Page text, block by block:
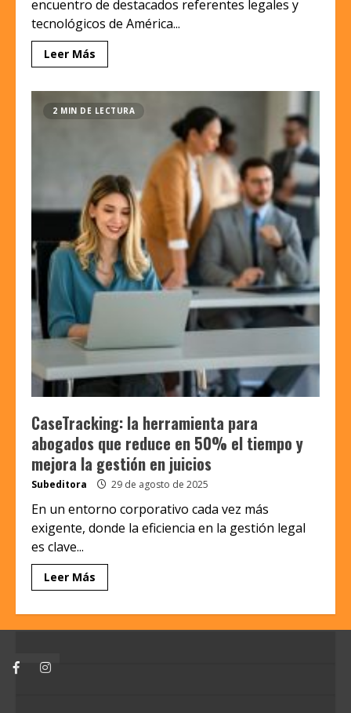
encuentro de destacados referentes legales y
tecnológicos de América...
Leer Más
2 MIN DE LECTURA
CaseTracking: la herramienta para
abogados que reduce en 50% el tiempo y
mejora la gestión en juicios
Subeditora 29 de agosto de 2025
En un entorno corporativo cada vez más
exigente, donde la eficiencia en la gestión legal
es clave...
Leer Más
FacebookInstagram